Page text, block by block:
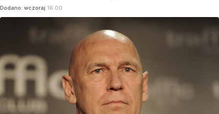
Dodano: wczoraj 16:00